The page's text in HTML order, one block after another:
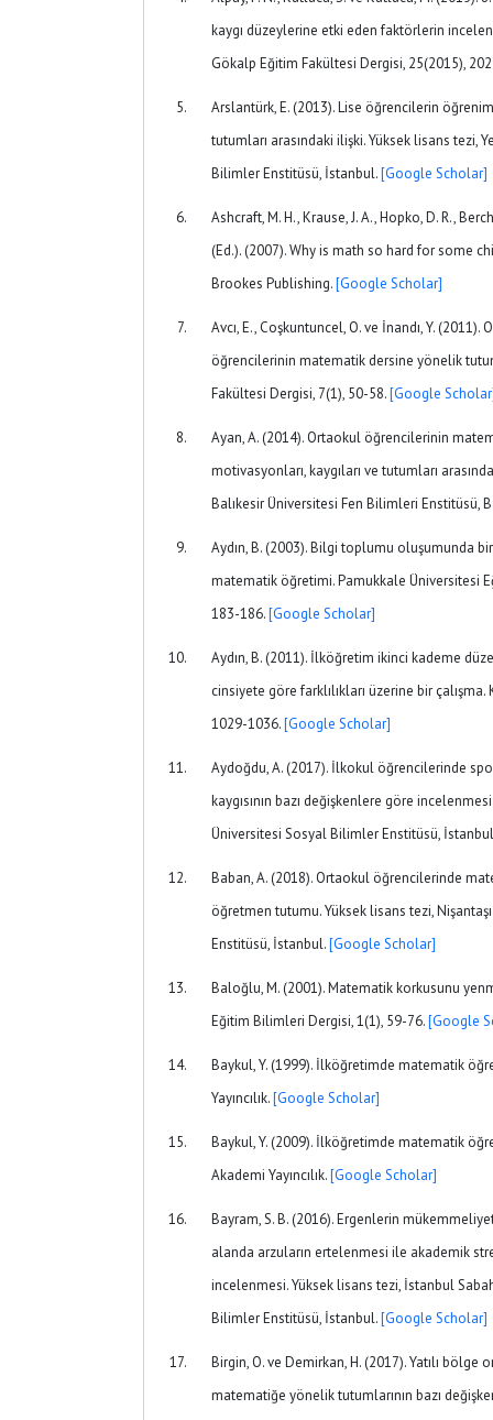
kaygı düzeylerine etki eden faktörlerin
Gökalp Eğitim Fakültesi Dergisi, 25(2015),
Arslantürk, E. (2013). Lise öğrencilerin
tutumları arasındaki ilişki. Yüksek lisans tezi,
Bilimler Enstitüsü, İstanbul.[Google Scholar]
Ashcraft, M. H., Krause, J. A., Hopko, D. R.,
(Ed.). (2007). Why is math so hard for some
Brookes Publishing.[Google Scholar]
Avcı, E., Coşkuntuncel, O. ve İnandı, Y. (2011).
öğrencilerinin matematik dersine yönelik
Fakültesi Dergisi, 7(1), 50-58.[Google
Ayan, A. (2014). Ortaokul öğrencilerinin
motivasyonları, kaygıları ve tutumları
Balıkesir Üniversitesi Fen Bilimleri Enstitüsü,
Aydın, B. (2003). Bilgi toplumu oluşumunda
matematik öğretimi. Pamukkale Üniversitesi
183-186.[Google Scholar]
Aydın, B. (2011). İlköğretim ikinci kademe
cinsiyete göre farklılıkları üzerine bir
1029-1036.[Google Scholar]
Aydoğdu, A. (2017). İlkokul öğrencilerinde
kaygısının bazı değişkenlere göre
Üniversitesi Sosyal Bilimler Enstitüsü,
Baban, A. (2018). Ortaokul öğrencilerinde
öğretmen tutumu. Yüksek lisans tezi,
Enstitüsü, İstanbul.[Google Scholar]
Baloğlu, M. (2001). Matematik korkusunu
Eğitim Bilimleri Dergisi, 1(1), 59-76.[Google
Baykul, Y. (1999). İlköğretimde matematik
Yayıncılık.[Google Scholar]
Baykul, Y. (2009). İlköğretimde matematik
Akademi Yayıncılık.[Google Scholar]
Bayram, S. B. (2016). Ergenlerin
alanda arzuların ertelenmesi ile akademik
incelenmesi. Yüksek lisans tezi, İstanbul
Bilimler Enstitüsü, İstanbul.[Google Scholar]
Birgin, O. ve Demirkan, H. (2017). Yatılı
matematiğe yönelik tutumlarının bazı